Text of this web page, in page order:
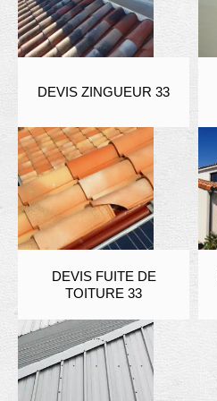
DEVIS ZINGUEUR 33
DEVIS FUITE DE
TOITURE 33